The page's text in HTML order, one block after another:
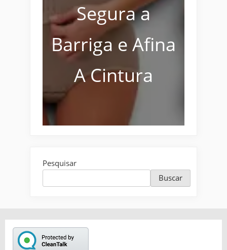
Segura a
Barriga e Afina
A Cintura
Pesquisar
Buscar